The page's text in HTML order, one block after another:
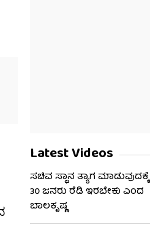
Latest Videos
ಸಚಿವ ಸ್ಥಾನ ತ್ಯಾಗ ಮಾಡುವುದಕ್ಕೆ
30 ಜನರು ರೆಡಿ ಇರಬೇಕು ಎಂದ
ಬಾಲಕೃಷ್ಣ